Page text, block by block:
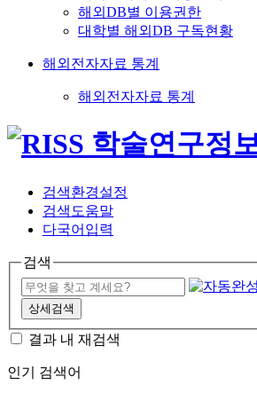
해외DB별 이용권한
대학별 해외DB 구독현황
해외전자자료 통계
해외전자자료 통계
검색환경설정
검색도움말
다국어입력
검색
상세검색
결과 내 재검색
인기 검색어